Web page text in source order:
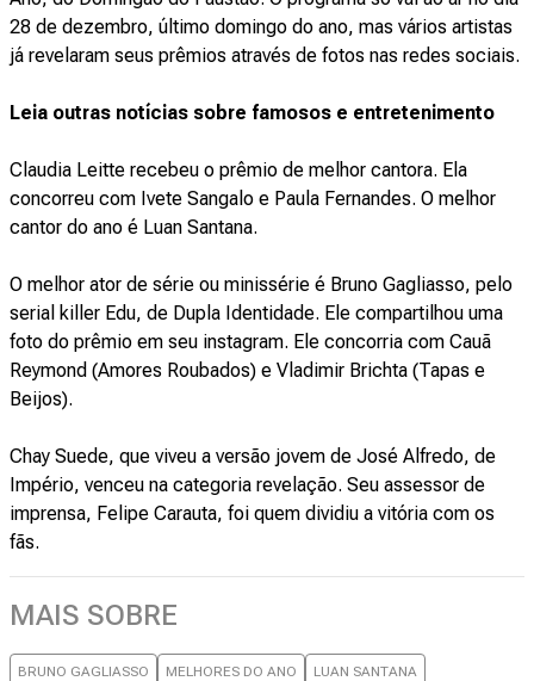
28 de dezembro, último domingo do ano, mas vários artistas
já revelaram seus prêmios através de fotos nas redes sociais.
Leia outras notícias sobre famosos e entretenimento
Claudia Leitte recebeu o prêmio de melhor cantora. Ela
concorreu com Ivete Sangalo e Paula Fernandes. O melhor
cantor do ano é Luan Santana.
O melhor ator de série ou minissérie é Bruno Gagliasso, pelo
serial killer Edu, de Dupla Identidade. Ele compartilhou uma
foto do prêmio em seu instagram. Ele concorria com Cauã
Reymond (Amores Roubados) e Vladimir Brichta (Tapas e
Beijos).
Chay Suede, que viveu a versão jovem de José Alfredo, de
Império, venceu na categoria revelação. Seu assessor de
imprensa, Felipe Carauta, foi quem dividiu a vitória com os
fãs.
MAIS SOBRE
BRUNO GAGLIASSO MELHORES DO ANO LUAN SANTANA